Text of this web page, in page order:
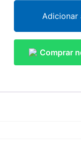
Adicionar
Comprar